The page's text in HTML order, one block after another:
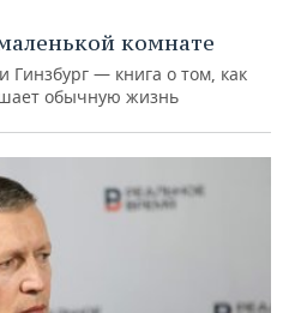
комнате
Гинзбург — книга о том, как
обычную жизнь